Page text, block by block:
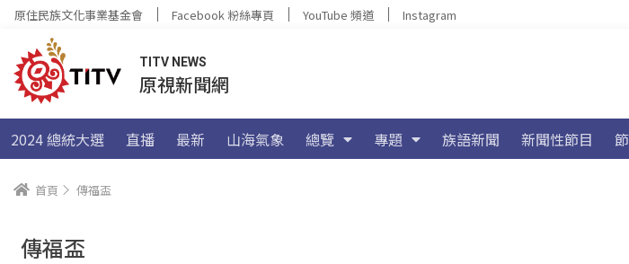
原住民族文化事業基金會 Facebook 粉絲專頁 YouTube 頻道 Instagram
TITV NEWS
原視新聞網
2024 總統大選 直播 最新 山海氣象 總覽 專題 族語新聞 新聞性節目
首頁 傳福盃
傳福盃